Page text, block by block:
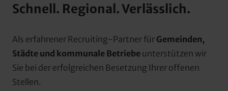
Schnell. Regional. Verlässlich.
Als erfahrener Recruiting-Partner für Gemeinden,
Städte und kommunale Betriebe unterstützen wir
Sie bei der erfolgreichen Besetzung Ihrer offenen
Stellen.